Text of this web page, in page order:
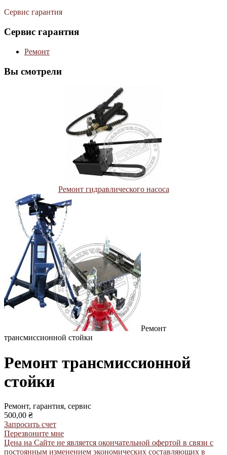
Сервис гарантия
Сервис гарантия
Ремонт
Вы смотрели
Ремонт гидравлического насоса
Ремонт
трансмиссионной стойки
Ремонт трансмиссионной
стойки
Ремонт, гарантия, сервис
500,00 ₴
Запросить счет
Перезвоните мне
Цена на Сайте не является окончательной офертой в связи с
постоянным изменением экономических составляющих в